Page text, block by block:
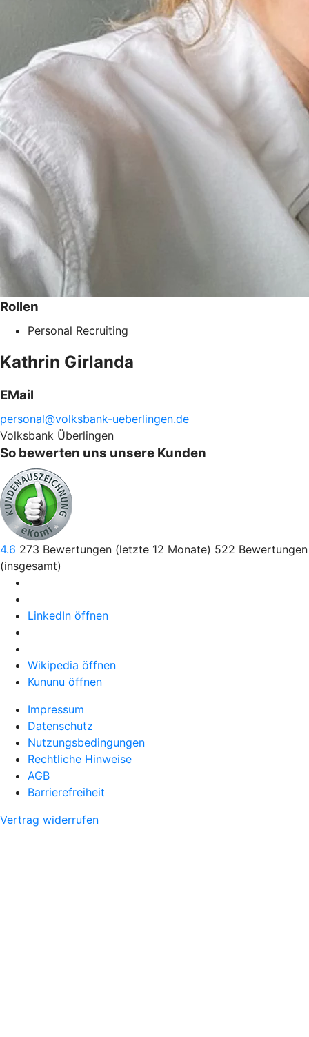
Rollen
Personal Recruiting
Kathrin Girlanda
EMail
personal@volksbank-ueberlingen.de
Volksbank Überlingen
So bewerten uns unsere Kunden
4.6 273 Bewertungen (letzte 12 Monate) 522 Bewertungen
(insgesamt)
LinkedIn öffnen
Wikipedia öffnen
Kununu öffnen
Impressum
Datenschutz
Nutzungsbedingungen
Rechtliche Hinweise
AGB
Barrierefreiheit
Vertrag widerrufen